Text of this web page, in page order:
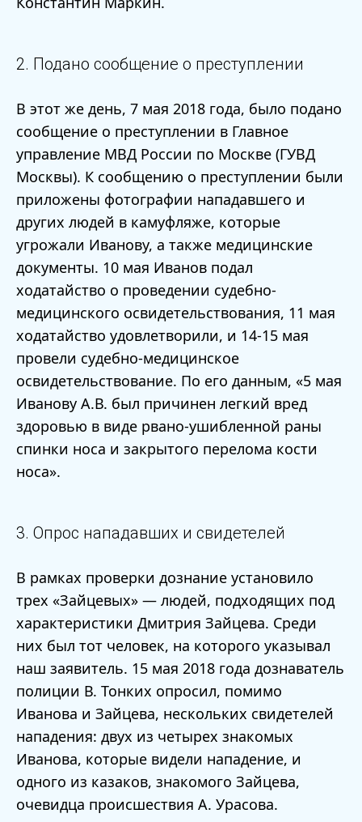
2. Подано сообщение о преступлении
В этот же день, 7 мая 2018 года, было подано
сообщение о преступлении в Главное
управление МВД России по Москве (ГУВД
Москвы). К сообщению о преступлении были
приложены фотографии нападавшего и
других людей в камуфляже, которые
угрожали Иванову, а также медицинские
документы. 10 мая Иванов подал
ходатайство о проведении судебно-
медицинского освидетельствования, 11 мая
ходатайство удовлетворили, и 14-15 мая
провели судебно-медицинское
освидетельствование. По его данным, «5 мая
Иванову А.В. был причинен легкий вред
здоровью в виде рвано-ушибленной раны
спинки носа и закрытого перелома кости
носа».
3. Опрос нападавших и свидетелей
В рамках проверки дознание установило
трех «Зайцевых» — людей, подходящих под
характеристики Дмитрия Зайцева. Среди
них был тот человек, на которого указывал
наш заявитель. 15 мая 2018 года дознаватель
полиции В. Тонких опросил, помимо
Иванова и Зайцева, нескольких свидетелей
нападения: двух из четырех знакомых
Иванова, которые видели нападение, и
одного из казаков, знакомого Зайцева,
очевидца происшествия А. Урасова.